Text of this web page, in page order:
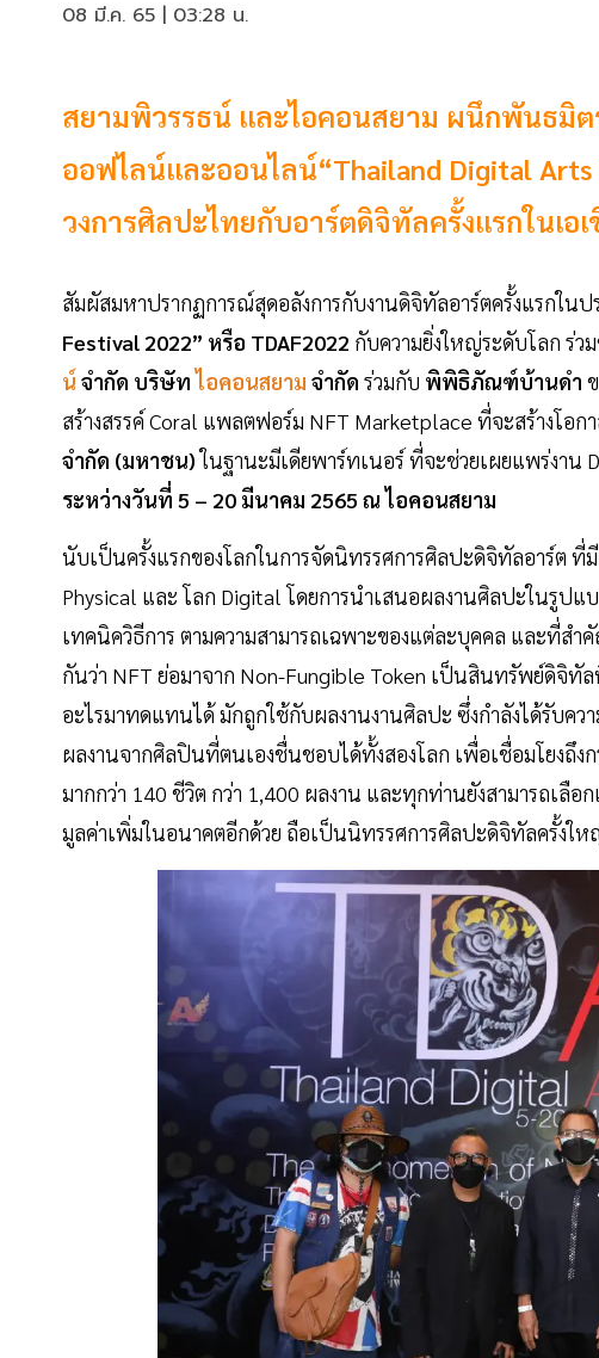
08 มี.ค. 65 | 03:28 น.
สยามพิวรรธน์ และไอคอนสยาม ผนึกพันธมิ
ออฟไลน์และออนไลน์“Thailand Digital
วงการศิลปะไทยกับอาร์ตดิจิทัลครั้งแรกในเ
สัมผัสมหาปรากฏการณ์สุดอลังการกับงานดิจิทัลอาร์ตครั้งแรกในป
Festival 2022” หรือ TDAF2022 กับความยิ่งใหญ่ระดับโลก ร่ว
น์ จำกัด บริษัทไอคอนสยาม จำกัด ร่วมกับ พิพิธิภัณฑ์บ้านดำ
สร้างสรรค์ Coral แพลตฟอร์ม NFT Marketplace ที่จะสร้างโอ
จำกัด (มหาชน)ในฐานะมีเดียพาร์ทเนอร์ ที่จะช่วยเผยแพร่งา
ระหว่างวันที่ 5 – 20 มีนาคม 2565 ณ ไอคอนสยาม
นับเป็นครั้งแรกของโลกในการจัดนิทรรศการศิลปะดิจิทัลอาร์ต ที่
Physical และ โลก Digital โดยการนำเสนอผลงานศิลปะในรูป
เทคนิควิธีการ ตามความสามารถเฉพาะของแต่ละบุคคล และที่ส
กันว่า NFT ย่อมาจาก Non-Fungible Token เป็นสินทรัพย์ดิจิทั
อะไรมาทดแทนได้ มักถูกใช้กับผลงานงานศิลปะ ซึ่งกำลังได้รับ
ผลงานจากศิลปินที่ตนเองชื่นชอบได้ทั้งสองโลก เพื่อเชื่อมโยงถึ
มากกว่า 140 ชีวิต กว่า 1,400 ผลงาน และทุกท่านยังสามารถเ
มูลค่าเพิ่มในอนาคตอีกด้วย ถือเป็นนิทรรศการศิลปะดิจิทัลครั้ง